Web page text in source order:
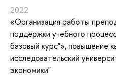
2022
«Организация работы
поддержки учебного
базовый курс"», повышение
исследовательский
экономики"